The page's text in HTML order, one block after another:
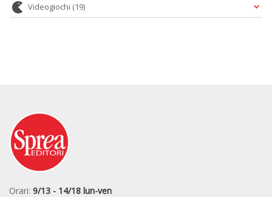
Videogiochi (19)
Orari: 9/13 - 14/18 lun-ven